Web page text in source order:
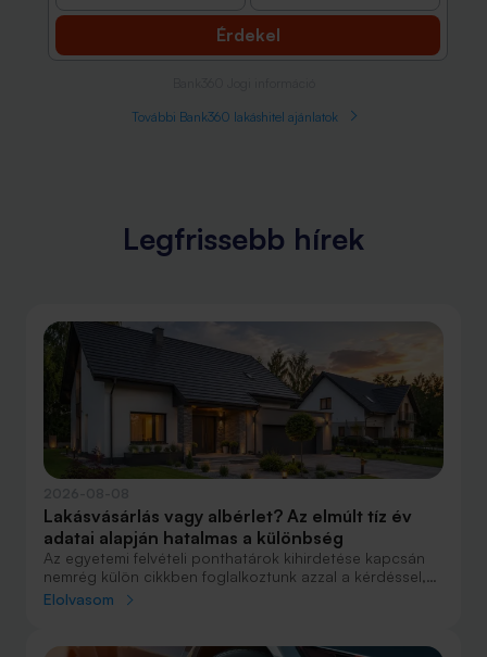
Érdekel
További Bank360 lakáshitel ajánlatok
Legfrissebb hírek
Lakásvásárlás vagy albérlet? Az elmúlt tíz év
adatai alapján hatalmas a különbség
Az egyetemi felvételi ponthatárok kihirdetése kapcsán
nemrég külön cikkben foglalkoztunk azzal a kérdéssel,
hogy lakást venni vagy vásárolni éri meg jobban. Előző
csak teheti, annak mindenképpen megéri a
Elolvasom